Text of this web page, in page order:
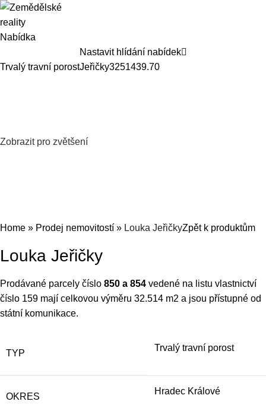
Nabídka
Nastavit hlídání nabídek
Trvalý travní porostJeřičky3251439.70
Zobrazit pro zvětšení
Home » Prodej nemovitostí » Louka JeřičkyZpět k produktům
Louka Jeřičky
Prodávané parcely číslo 850 a 854 vedené na listu vlastnictví
číslo 159 mají celkovou výměru 32.514 m2 a jsou přístupné od
státní komunikace.
TYP
Trvalý travní porost
OKRES
Hradec Králové